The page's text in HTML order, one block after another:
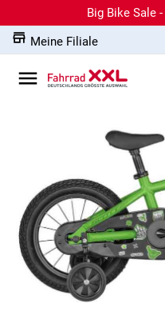
Big Bike Sale
Meine Filiale